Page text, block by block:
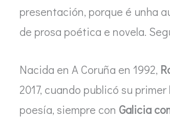
presentación, porque é unha
de prosa poética e novela.
Nacida en A Coruña en 1992,
2017, cuando publicó su
poesía, siempre con Galicia